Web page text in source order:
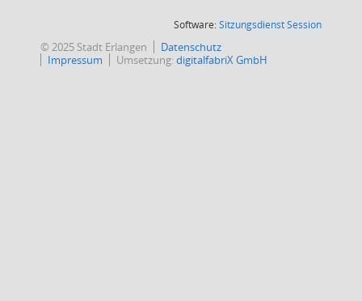
Software:SitzungsdienstSession(Wird in
© 2025 Stadt Erlangen
Datenschutz
Impressum
Umsetzung:digitalfabriX GmbH